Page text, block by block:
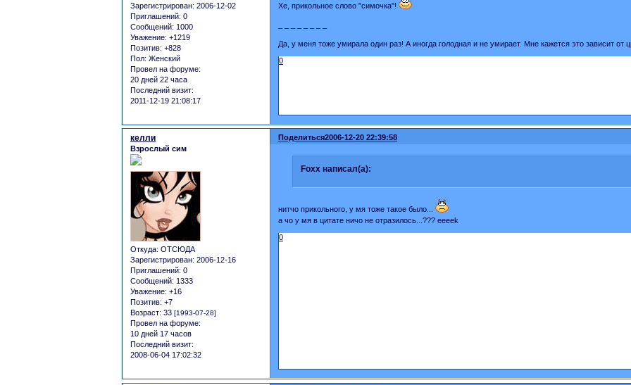
Зарегистрирован: 2006-12-02
Приглашений: 0
Сообщений: 1000
Уважение: +1219
Позитив: +828
Пол: Женский
Провел на форуме:
20 дней 22 часа
Последний визит:
2011-12-19 21:08:17
Хе, прикольное слово "симочка"!
Да, у меня тоже умирала один раз! А иногда голодная и не умирает. Мне кажется это зависит от
0
Поделиться2006-12-20 22:39:58
келли
Взрослый сим
Откуда: ОТСЮДА
Зарегистрирован: 2006-12-16
Приглашений: 0
Сообщений: 1333
Уважение: +16
Позитив: +7
Возраст: 33 [1993-07-28]
Провел на форуме:
10 дней 17 часов
Последний визит:
2008-06-04 17:02:32
Foxx написал(а):
нитчо прикольного, у мя тоже такое было...
а чо у мя в цитате ничо не отразилось...??? eeeek
0